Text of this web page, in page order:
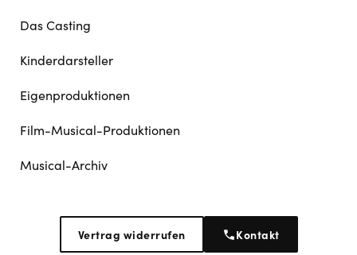
Das Casting
Kinderdarsteller
Eigenproduktionen
Film-Musical-Produktionen
Musical-Archiv
Vertrag widerrufen Kontakt